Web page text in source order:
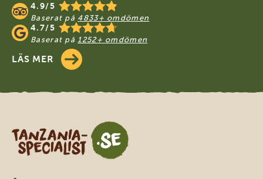
4.9/5
Baserat på 4833+ omdömen
4.7/5
Baserat på 1252+ omdömen
LÄS MER
Tanzania Specialist